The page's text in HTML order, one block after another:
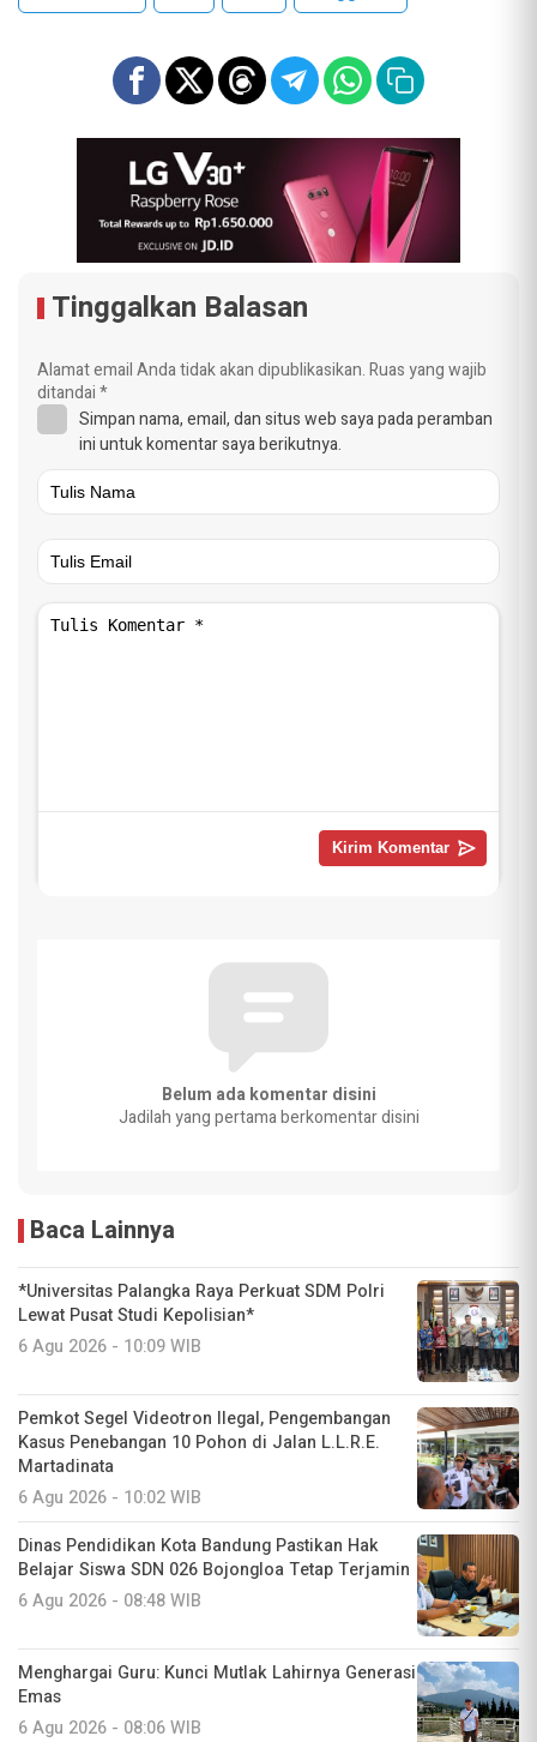
Tinggalkan Balasan
Alamat email Anda tidak akan dipublikasikan.Ruas yang wajib
ditandai*
Simpan nama, email, dan situs web saya pada peramban
ini untuk komentar saya berikutnya.
Belum ada komentar disini
Jadilah yang pertama berkomentar disini
Baca Lainnya
*Universitas Palangka Raya Perkuat SDM Polri
Lewat Pusat Studi Kepolisian*
6 Agu 2026 - 10:09 WIB
Pemkot Segel Videotron Ilegal, Pengembangan
Kasus Penebangan 10 Pohon di Jalan L.L.R.E.
Martadinata
6 Agu 2026 - 10:02 WIB
Dinas Pendidikan Kota Bandung Pastikan Hak
Belajar Siswa SDN 026 Bojongloa Tetap Terjamin
6 Agu 2026 - 08:48 WIB
Menghargai Guru: Kunci Mutlak Lahirnya Generasi
Emas
6 Agu 2026 - 08:06 WIB